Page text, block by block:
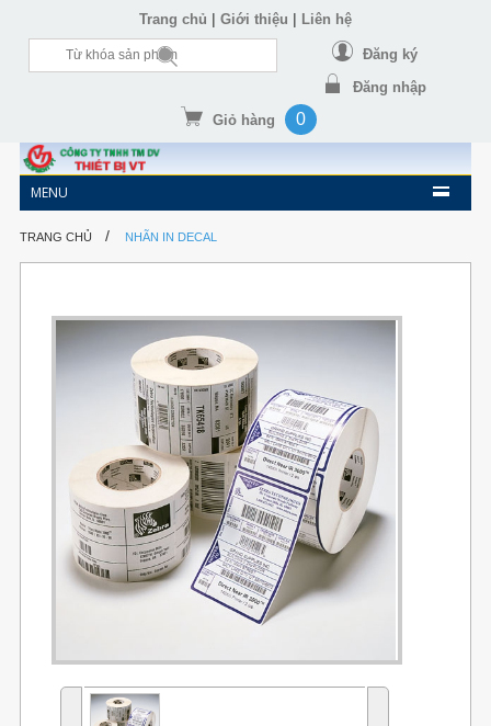
Trang chủ | Giới thiệu | Liên hệ
Đăng ký
Đăng nhập
Giỏ hàng
0
MENU
TRANG CHỦ / NHÃN IN DECAL